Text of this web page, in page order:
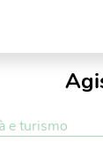
e turismo